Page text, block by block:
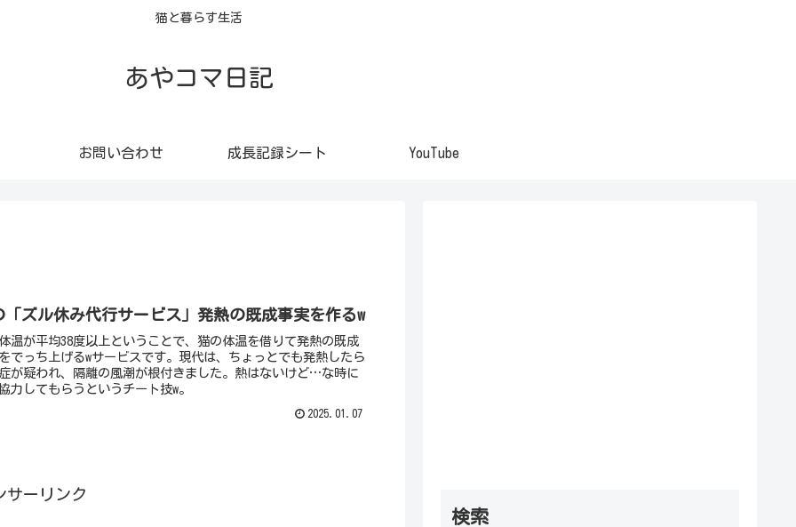
猫と暮らす生活
あやコマ日記
お問い合わせ 成長記録シート YouTube
「ズル休み代行サービス」発熱の既成事実を作るw
温が平均38度以上ということで、猫の体温を借りて発熱の既成
でっち上げるwサービスです。現代は、ちょっとでも発熱したら
が疑われ、隔離の風潮が根付きました。熱はないけど…な時に
力してもらうというチート技w。
2025.01.07
サーリンク
検索